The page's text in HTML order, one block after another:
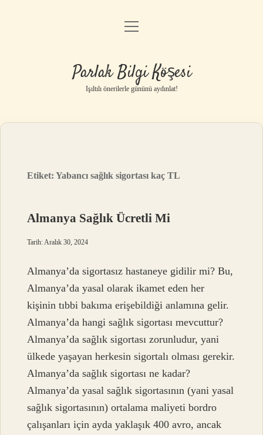
Anasayfa
Yasal Uyarı
menüyü
Parlak Bilgi Köşesi
Işıltılı önerilerle gününü aydınlat!
Etiket:Yabancı sağlık sigortası kaç TL
Almanya Sağlık Ücretli Mi
Tarih: Aralık 30, 2024
Almanya’da sigortasız hastaneye gidilir mi? Bu,
Almanya’da yasal olarak ikamet eden her
kişinin tıbbi bakıma erişebildiği anlamına gelir.
Almanya’da hangi sağlık sigortası mevcuttur?
Almanya’da sağlık sigortası zorunludur, yani
ülkede yaşayan herkesin sigortalı olması gerekir.
Almanya’da sağlık sigortası ne kadar?
Almanya’da yasal sağlık sigortasının (yani yasal
sağlık sigortasının) ortalama maliyeti bordro
çalışanları için ayda yaklaşık 400 avro, ancak